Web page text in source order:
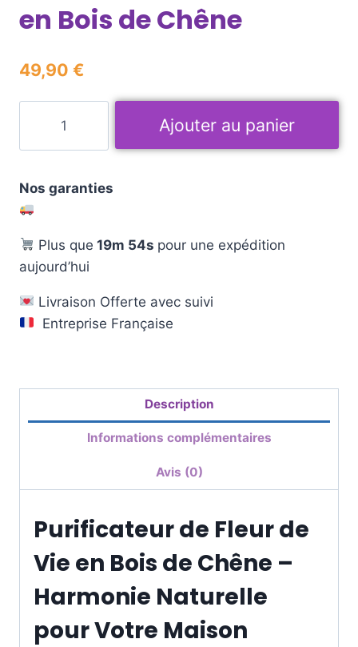
en Bois de Chêne
49,90 €
Ajouter au panier
Nos garanties
Plus que 19m 53s pour une expédition
aujourd’hui
Livraison Offerte avec suivi
Entreprise Française
Description
Informations complémentaires
Avis (0)
Purificateur de Fleur de
Vie en Bois de Chêne –
Harmonie Naturelle
pour Votre Maison